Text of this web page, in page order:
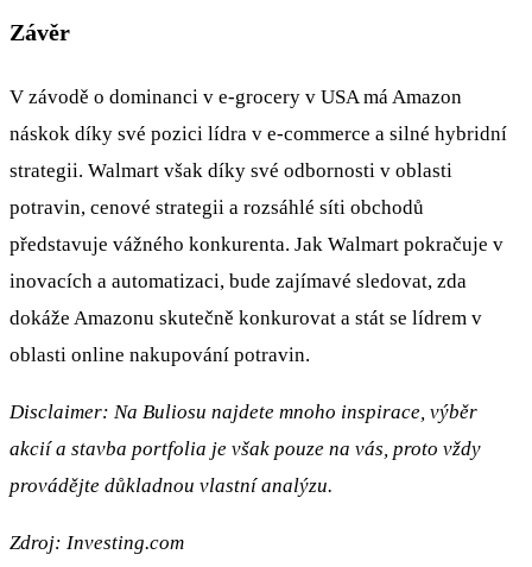
Závěr
V závodě o dominanci v e-grocery v USA má Amazon
náskok díky své pozici lídra v e-commerce a silné hybridní
strategii. Walmart však díky své odbornosti v oblasti
potravin, cenové strategii a rozsáhlé síti obchodů
představuje vážného konkurenta. Jak Walmart pokračuje v
inovacích a automatizaci, bude zajímavé sledovat, zda
dokáže Amazonu skutečně konkurovat a stát se lídrem v
oblasti online nakupování potravin.
Disclaimer: Na Buliosu najdete mnoho inspirace, výběr
akcií a stavba portfolia je však pouze na vás, proto vždy
provádějte důkladnou vlastní analýzu.
Zdroj: Investing.com